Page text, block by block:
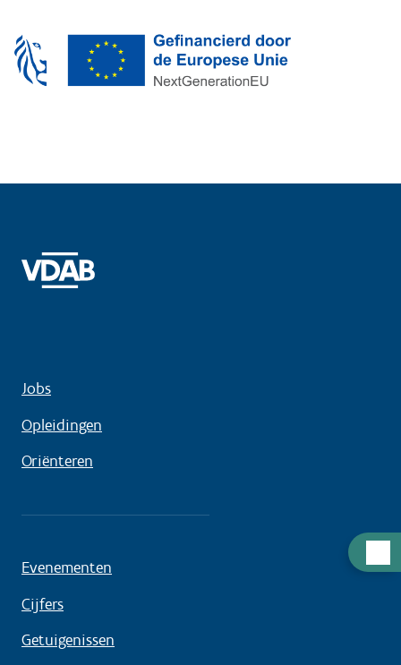
binnen dezelfde bachelor­opleiding.
Jobs
Opleidingen
Oriënteren
Evenementen
Cijfers
Getuigenissen